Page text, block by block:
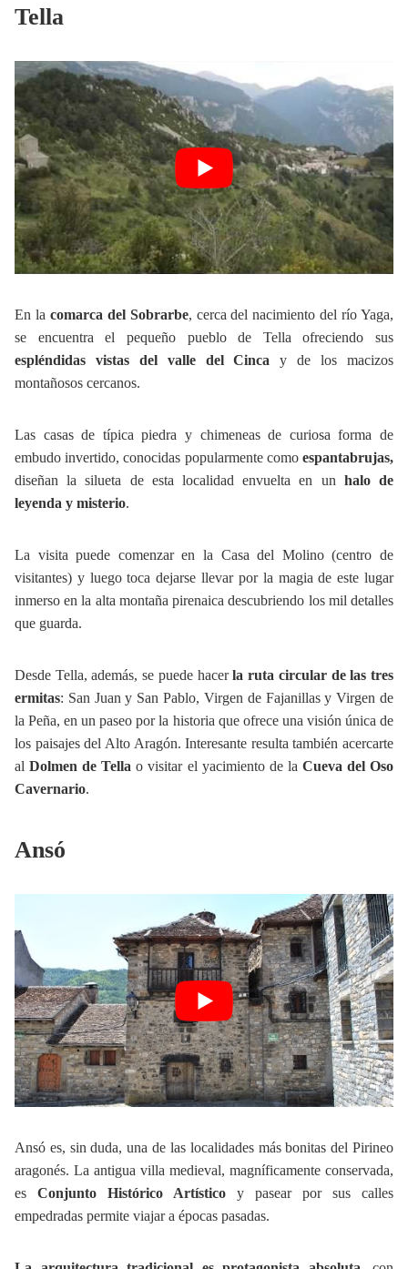
Tella
En la comarca del Sobrarbe, cerca del nacimiento del río Yaga,
se encuentra el pequeño pueblo de Tella ofreciendo sus
espléndidas vistas del valle del Cinca y de los macizos
montañosos cercanos.
Las casas de típica piedra y chimeneas de curiosa forma de
embudo invertido, conocidas popularmente como espantabrujas,
diseñan la silueta de esta localidad envuelta en un halo de
leyenda y misterio.
La visita puede comenzar en la Casa del Molino (centro de
visitantes) y luego toca dejarse llevar por la magia de este lugar
inmerso en la alta montaña pirenaica descubriendo los mil detalles
que guarda.
Desde Tella, además, se puede hacerla ruta circular de las tres
ermitas: San Juan y San Pablo, Virgen de Fajanillas y Virgen de
la Peña, en un paseo por la historia que ofrece una visión única de
los paisajes del Alto Aragón. Interesante resulta también acercarte
alDolmen de Tella o visitar el yacimiento de la Cueva del Oso
Cavernario.
Ansó
Ansó es, sin duda, una de las localidades más bonitas del Pirineo
aragonés. La antigua villa medieval, magníficamente conservada,
es Conjunto Histórico Artístico y pasear por sus calles
empedradas permite viajar a épocas pasadas.